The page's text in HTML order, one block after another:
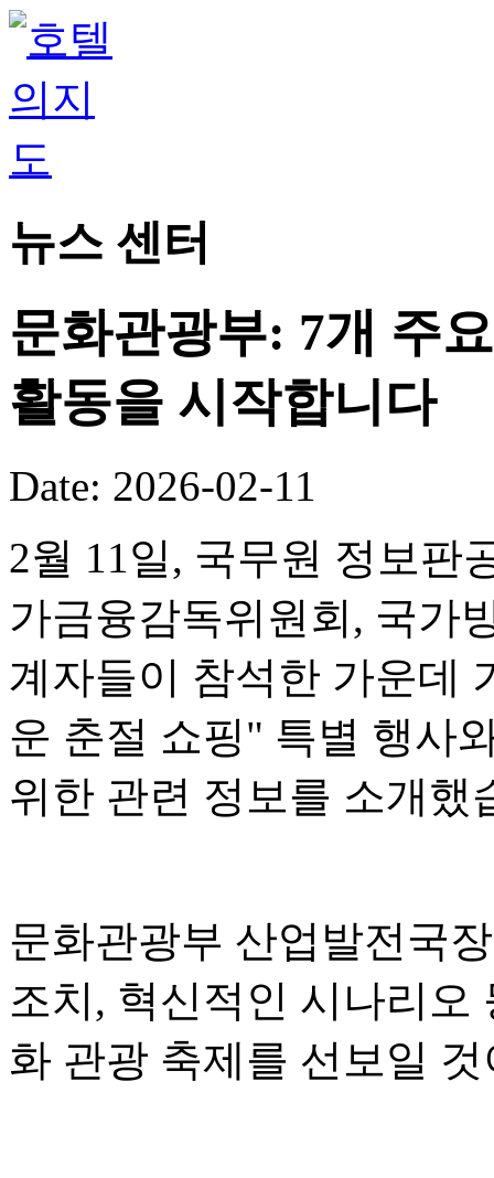
뉴스 센터
문화관광부: 7개 주
활동을 시작합니다
Date: 2026-02-11
2월 11일, 국무원 정보판
가금융감독위원회, 국가
계자들이 참석한 가운데
운 춘절 쇼핑" 특별 행사
위한 관련 정보를 소개했
문화관광부 산업발전국
조치, 혁신적인 시나리오
화 관광 축제를 선보일